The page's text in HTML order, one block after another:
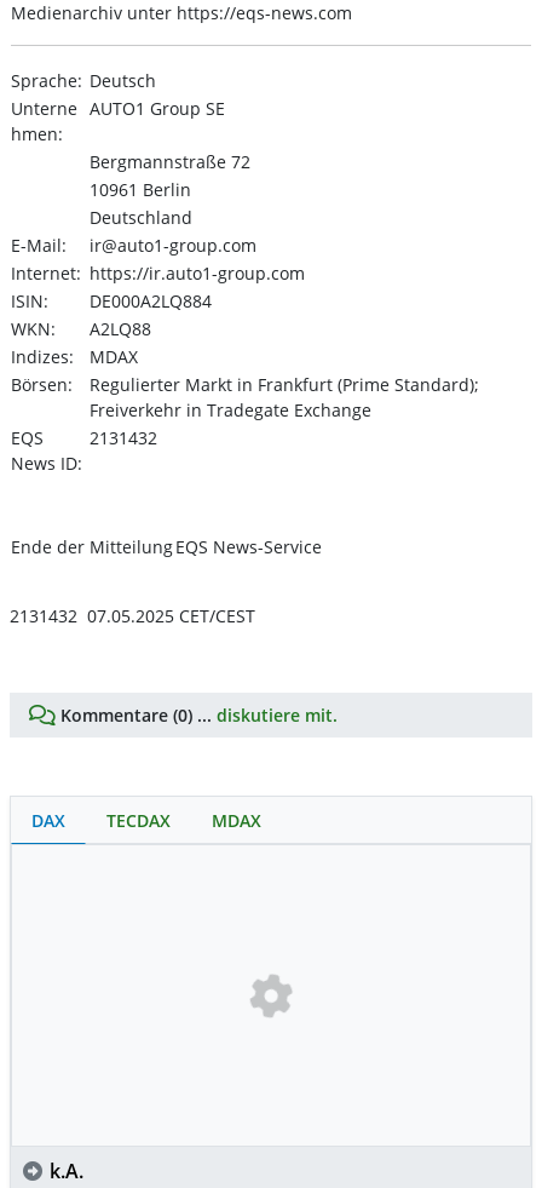
Medienarchiv unter https://eqs-news.com
Sprache: Deutsch
Unterne
hmen:
AUTO1 Group SE
Bergmannstraße 72
10961 Berlin
Deutschland
E-Mail:
ir@auto1-group.com
Internet: https://ir.auto1-group.com
ISIN:
DE000A2LQ884
WKN:
A2LQ88
Indizes:
MDAX
Börsen:
Regulierter Markt in Frankfurt (Prime Standard);
Freiverkehr in Tradegate Exchange
EQS
News ID:
2131432
Ende der MitteilungEQS News-Service
2131432 07.05.2025 CET/CEST
Kommentare (0) ... diskutiere mit.
DAX TECDAX MDAX
k.A.